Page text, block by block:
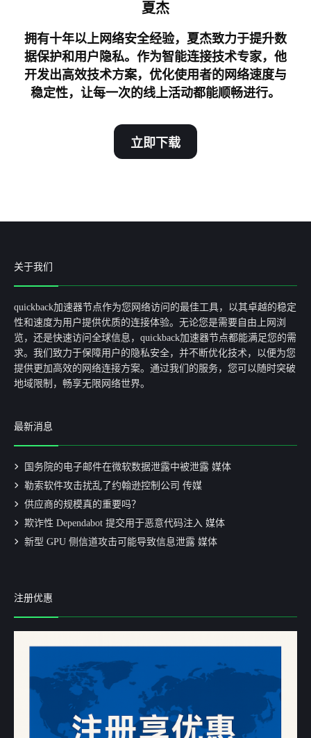
夏杰
拥有十年以上网络安全经验，夏杰致力于提升数
据保护和用户隐私。作为智能连接技术专家，他
开发出高效技术方案，优化使用者的网络速度与
稳定性，让每一次的线上活动都能顺畅进行。
立即下载
关于我们
quickback加速器节点作为您网络访问的最佳工具，以其卓越的稳定
性和速度为用户提供优质的连接体验。无论您是需要自由上网浏
览，还是快速访问全球信息，quickback加速器节点都能满足您的需
求。我们致力于保障用户的隐私安全，并不断优化技术，以便为您
提供更加高效的网络连接方案。通过我们的服务，您可以随时突破
地域限制，畅享无限网络世界。
最新消息
国务院的电子邮件在微软数据泄露中被泄露 媒体
勒索软件攻击扰乱了约翰逊控制公司 传媒
供应商的规模真的重要吗？
欺诈性 Dependabot 提交用于恶意代码注入 媒体
新型 GPU 侧信道攻击可能导致信息泄露 媒体
注册优惠